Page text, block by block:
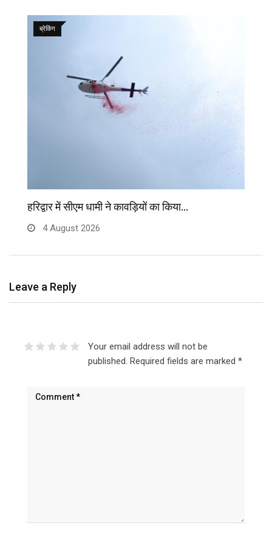
ब्रेकिंग
हरिद्वार में सीएम धामी ने कावड़ियों का किया…
4 August 2026
Leave a Reply
Your email address will not be
published. Required fields are marked *